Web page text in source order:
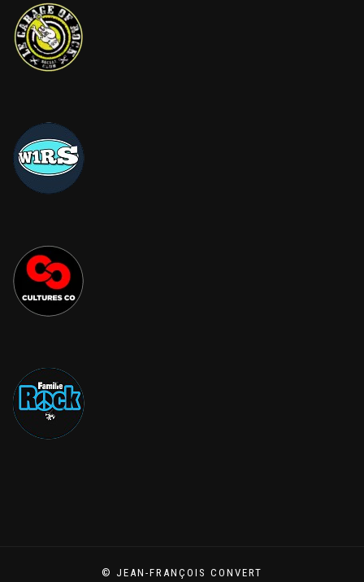
© JEAN-FRANÇOIS CONVERT